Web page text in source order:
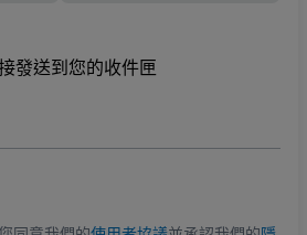
發送到您的收件匣